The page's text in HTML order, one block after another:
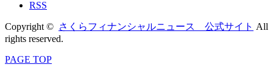
RSS
Copyright © さくらフィナンシャルニュース 公式サイト All
rights reserved.
PAGE TOP